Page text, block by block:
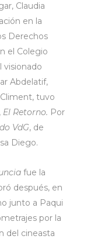
Claudia
en la
Derechos
el Colegio
visionado
Abdelatif,
tuvo
El Retorno. Por
VdG, de
Diego.
fue la
después, en
junto a Paqui
por la
del cineasta